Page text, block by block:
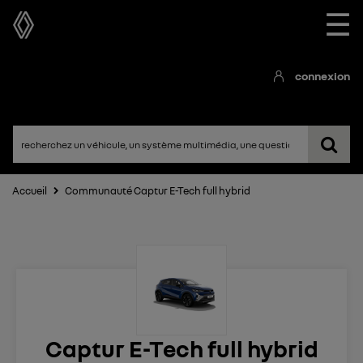
☰
connexion
Accueil Communauté Captur E-Tech full hybrid
Captur E-Tech full hybrid